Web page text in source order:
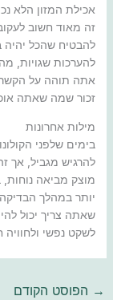
אכילת המזון הלא
זה מאוד חשוב
להבטיח שהכל יהיה
להערכות שגויות,
אתה תוהה על הקשר
זכור שמה שאתה
מילות אחרונות
בימים שלפני
להרגיש מגביל, אך
מוצק מביאה
יותר במהלך
שאתה צריך יכול
לשקט נפשי
→ הפוסט הקודם